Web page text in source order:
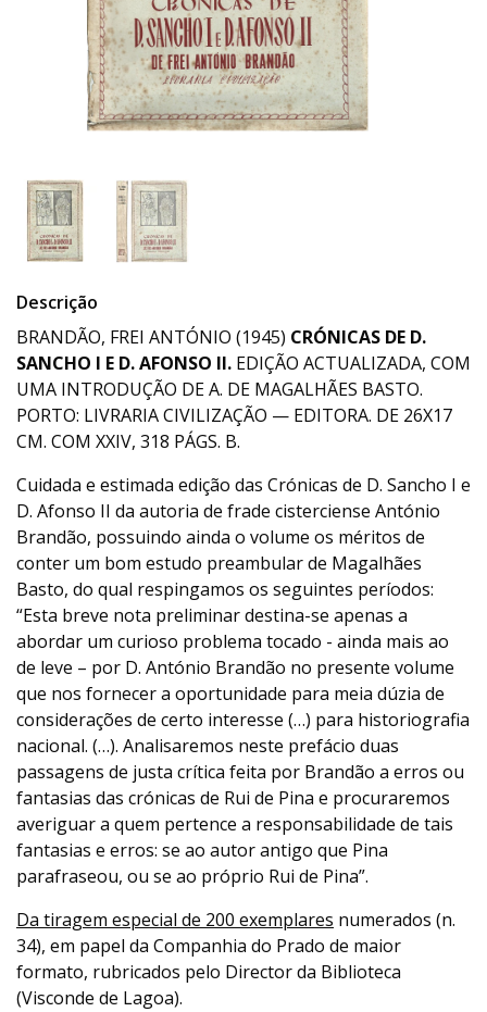
Descrição
BRANDÃO, FREI ANTÓNIO (1945) CRÓNICAS DE D.
SANCHO I E D. AFONSO II. EDIÇÃO ACTUALIZADA, COM
UMA INTRODUÇÃO DE A. DE MAGALHÃES BASTO.
PORTO: LIVRARIA CIVILIZAÇÃO — EDITORA. DE 26X17
CM. COM XXIV, 318 PÁGS. B.
Cuidada e estimada edição das Crónicas de D. Sancho I e
D. Afonso II da autoria de frade cisterciense António
Brandão, possuindo ainda o volume os méritos de
conter um bom estudo preambular de Magalhães
Basto, do qual respingamos os seguintes períodos:
“Esta breve nota preliminar destina-se apenas a
abordar um curioso problema tocado - ainda mais ao
de leve – por D. António Brandão no presente volume
que nos fornecer a oportunidade para meia dúzia de
considerações de certo interesse (…) para historiografia
nacional. (…). Analisaremos neste prefácio duas
passagens de justa crítica feita por Brandão a erros ou
fantasias das crónicas de Rui de Pina e procuraremos
averiguar a quem pertence a responsabilidade de tais
fantasias e erros: se ao autor antigo que Pina
parafraseou, ou se ao próprio Rui de Pina”.
Da tiragem especial de 200 exemplares numerados (n.
34), em papel da Companhia do Prado de maior
formato, rubricados pelo Director da Biblioteca
(Visconde de Lagoa).